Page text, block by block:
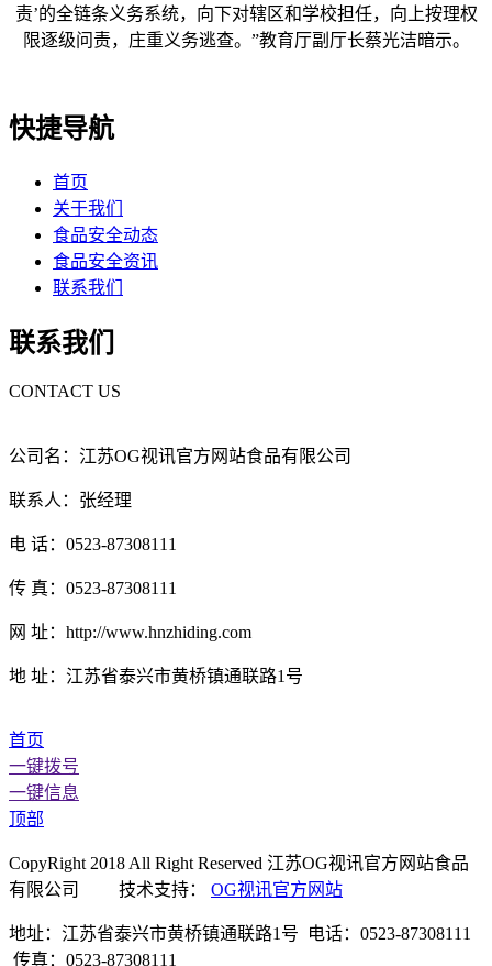
责’的全链条义务系统，向下对辖区和学校担任，向上按理权
限逐级问责，庄重义务逃查。”教育厅副厅长蔡光洁暗示。
快捷导航
首页
关于我们
食品安全动态
食品安全资讯
联系我们
联系我们
CONTACT US
公司名：江苏OG视讯官方网站食品有限公司
联系人：张经理
电 话：0523-87308111
传 真：0523-87308111
网 址：http://www.hnzhiding.com
地 址：江苏省泰兴市黄桥镇通联路1号
首页
一键拨号
一键信息
顶部
CopyRight 2018 All Right Reserved 江苏OG视讯官方网站食品
有限公司 技术支持： OG视讯官方网站
地址：江苏省泰兴市黄桥镇通联路1号 电话：0523-87308111
传真：0523-87308111